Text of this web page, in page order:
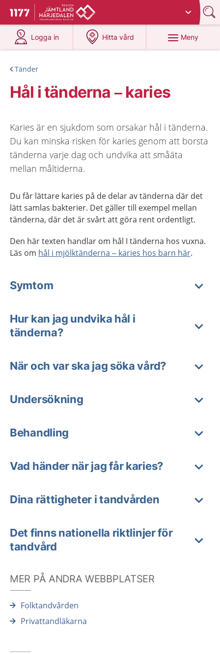
Till startsidan för 1177
Du har valt region
Logga in
på 1177.se
Hitta vård
på 1177.se
Meny
Tänder
Hål i tänderna – karies
Karies är en sjukdom som orsakar hål i tänderna.
Du kan minska risken för karies genom att borsta
tänderna varje dag och undvika att småäta
mellan måltiderna.
Du får lättare karies på de delar av tänderna där det
lätt samlas bakterier. Det gäller till exempel mellan
tänderna, där det är svårt att göra rent ordentligt.
Den här texten handlar om hål I tänderna hos vuxna.
Läs om hål i mjölktänderna – karies hos barn här.
Symtom
Hur kan jag undvika hål i
tänderna?
När och var ska jag söka vård?
Undersökning
Behandling
Vad händer när jag får karies?
Dina rättigheter i tandvården
Det finns nationella riktlinjer för
tandvård
MER PÅ ANDRA WEBBPLATSER
Folktandvården
Privattandläkarna